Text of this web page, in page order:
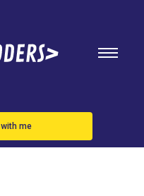
me